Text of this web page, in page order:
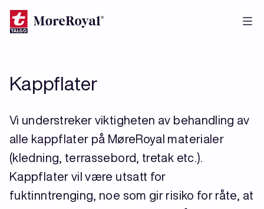
Hopp
Kappflater
Vi understreker viktigheten av behandling av
alle kappflater på MøreRoyal materialer
(kledning, terrassebord, tretak etc.).
Kappflater vil være utsatt for
fuktinntrenging, noe som gir risiko for råte, at